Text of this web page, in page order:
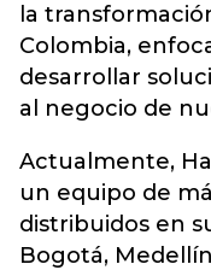
la
Colombia,
desarrollar
al negocio de
Actualmente,
un equipo de
distribuidos en
Bogotá,